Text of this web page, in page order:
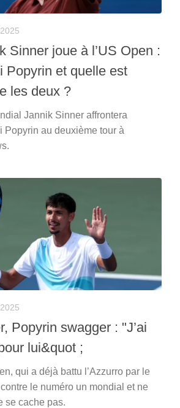
Sinner joue à l’US Open :
Popyrin et quelle est
les deux ?
Jannik Sinner affrontera
Popyrin au deuxième tour à
Popyrin swagger : "J’ai
lui&quot ;
qui a déjà battu l’Azzurro par le
le numéro un mondial et ne
se cache pas.